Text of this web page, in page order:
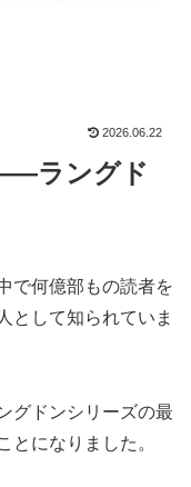
2026.06.22
ラングド
で何億部もの読者を
として知られていま
グドンシリーズの最
とになりました。